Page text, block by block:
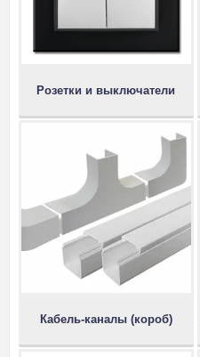
Розетки и выключатели
Кабель-каналы (короб)